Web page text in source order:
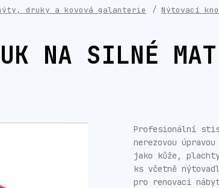
druky a kovová galanterie Nýtovací
NA SILNÉ
Profesionální
nerezovou
jako kůže,
ks včetně
pro renovaci